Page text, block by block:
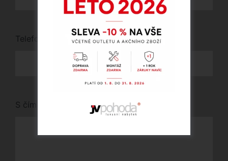
Telefon
S čím vám můžeme pomoci?